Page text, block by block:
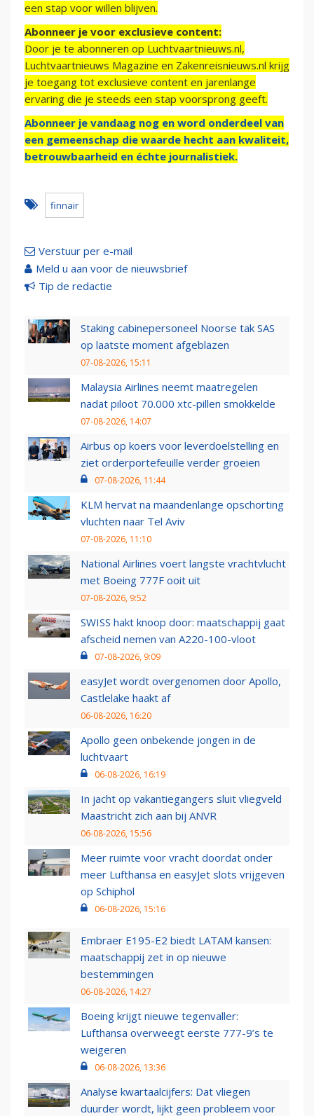
een stap voor willen blijven.
Abonneer je voor exclusieve content:
Door je te abonneren op Luchtvaartnieuws.nl,
Luchtvaartnieuws Magazine en Zakenreisnieuws.nl krijg
je toegang tot exclusieve content en jarenlange
ervaring die je steeds een stap voorsprong geeft.
Abonneer je vandaag nog en word onderdeel van
een gemeenschap die waarde hecht aan kwaliteit,
betrouwbaarheid en échte journalistiek.
finnair
Verstuur per e-mail
Meld u aan voor de nieuwsbrief
Tip de redactie
Staking cabinepersoneel Noorse tak SAS
op laatste moment afgeblazen
07-08-2026, 15:11
Malaysia Airlines neemt maatregelen
nadat piloot 70.000 xtc-pillen smokkelde
07-08-2026, 14:07
Airbus op koers voor leverdoelstelling en
ziet orderportefeuille verder groeien
07-08-2026, 11:44
KLM hervat na maandenlange opschorting
vluchten naar Tel Aviv
07-08-2026, 11:10
National Airlines voert langste vrachtvlucht
met Boeing 777F ooit uit
07-08-2026, 9:52
SWISS hakt knoop door: maatschappij gaat
afscheid nemen van A220-100-vloot
07-08-2026, 9:09
easyJet wordt overgenomen door Apollo,
Castlelake haakt af
06-08-2026, 16:20
Apollo geen onbekende jongen in de
luchtvaart
06-08-2026, 16:19
In jacht op vakantiegangers sluit vliegveld
Maastricht zich aan bij ANVR
06-08-2026, 15:56
Meer ruimte voor vracht doordat onder
meer Lufthansa en easyJet slots vrijgeven
op Schiphol
06-08-2026, 15:16
Embraer E195-E2 biedt LATAM kansen:
maatschappij zet in op nieuwe
bestemmingen
06-08-2026, 14:27
Boeing krijgt nieuwe tegenvaller:
Lufthansa overweegt eerste 777-9’s te
weigeren
06-08-2026, 13:36
Analyse kwartaalcijfers: Dat vliegen
duurder wordt, lijkt geen probleem voor